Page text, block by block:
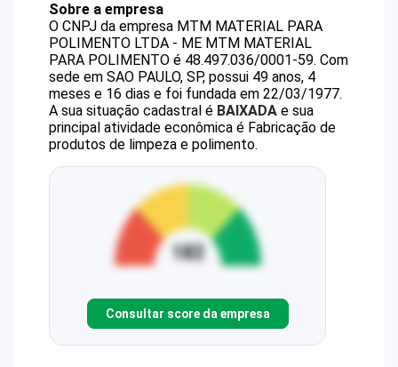
Sobre a empresa
O CNPJ da empresa MTM MATERIAL PARA
POLIMENTO LTDA - ME MTM MATERIAL
PARA POLIMENTO é 48.497.036/0001-59. Com
sede em SAO PAULO, SP, possui 49 anos, 4
meses e 16 dias e foi fundada em 22/03/1977.
A sua situação cadastral é BAIXADA e sua
principal atividade econômica é Fabricação de
produtos de limpeza e polimento.
Consultar score da empresa